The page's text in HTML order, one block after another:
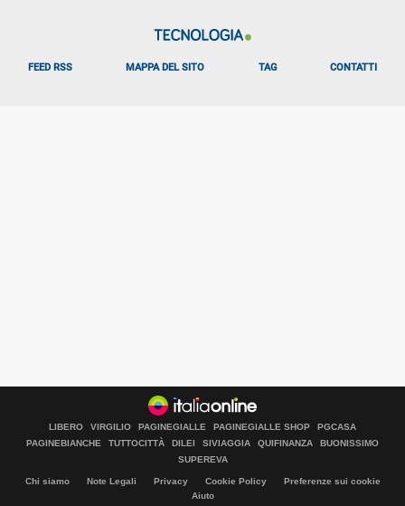
FEED RSS MAPPA DEL SITO TAG CONTATTI
LIBERO VIRGILIO PAGINEGIALLE PAGINEGIALLE SHOP
PGCASA
PAGINEBIANCHE
TUTTOCITTÀ DILEI SIVIAGGIA QUIFINANZA
BUONISSIMO
SUPEREVA
Chi siamo Note Legali Privacy Cookie Policy
Preferenze sui cookie
Aiuto